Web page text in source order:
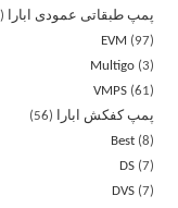
پمپ طبقاتی عمودی ابارا
EVM
97
Multigo 3
VMPS 61
پمپ کفکش ابارا
56
Best 8
DS 7
DVS 7